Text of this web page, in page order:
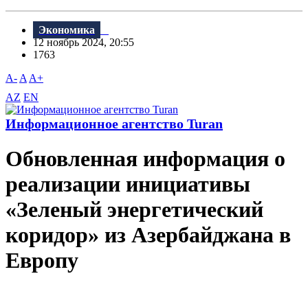
Экономика
12 ноябрь 2024, 20:55
1763
A- A A+
AZ EN
Информационное агентство Turan
Обновленная информация о
реализации инициативы
«Зеленый энергетический
коридор» из Азербайджана в
Европу